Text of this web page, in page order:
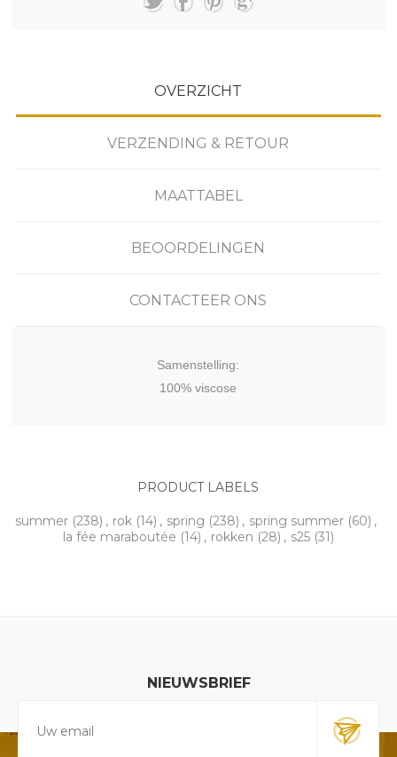
OVERZICHT
VERZENDING & RETOUR
MAATTABEL
BEOORDELINGEN
CONTACTEER ONS
Samenstelling:
100% viscose
PRODUCT LABELS
summer (238) , rok (14) , spring (238) , spring summer (60) ,
la fée maraboutée (14) , rokken (28) , s25 (31)
NIEUWSBRIEF